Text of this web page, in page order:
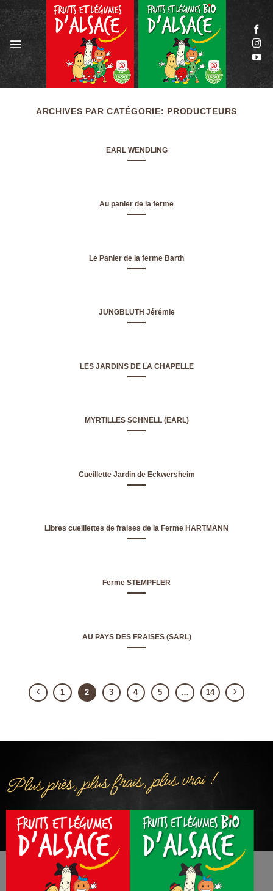
Passer
au
contenu
ARCHIVES PAR CATÉGORIE: PRODUCTEURS
EARL WENDLING
Au panier de la ferme
Le Panier de la ferme Barth
JUNGBLUTH Jérémie
LES JARDINS DE LA CHAPELLE
MYRTILLES SCHNELL (EARL)
Cueillette Jardin de Eckwersheim
Libres cueillettes de fraises de la Ferme HARTMANN
Ferme STEMPFLER
AU PAYS DES FRAISES (SARL)
1 2 3 4 5 … 14
Plus près, plus frais, plus vrai !